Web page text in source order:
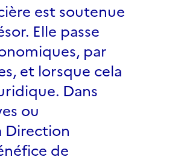
est soutenue
Elle passe
par
et lorsque cela
Dans
ou
Direction
de